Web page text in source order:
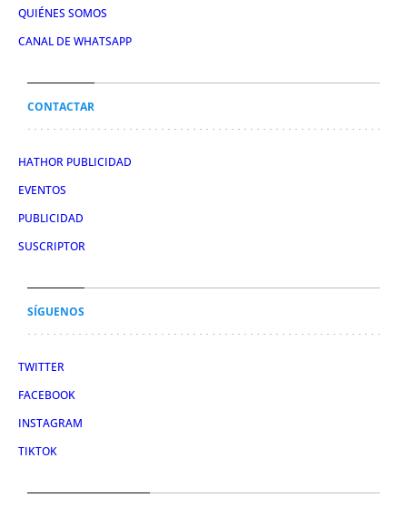
QUIÉNES SOMOS
CANAL DE WHATSAPP
CONTACTAR
HATHOR PUBLICIDAD
EVENTOS
PUBLICIDAD
SUSCRIPTOR
SÍGUENOS
TWITTER
FACEBOOK
INSTAGRAM
TIKTOK